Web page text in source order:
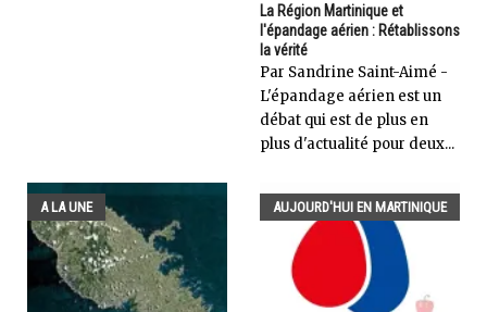
La Région Martinique et
l'épandage aérien : Rétablissons
la vérité
Par Sandrine Saint-Aimé -
L'épandage aérien est un
débat qui est de plus en
plus d'actualité pour deux...
A LA UNE AUJOURD'HUI EN MARTINIQUE